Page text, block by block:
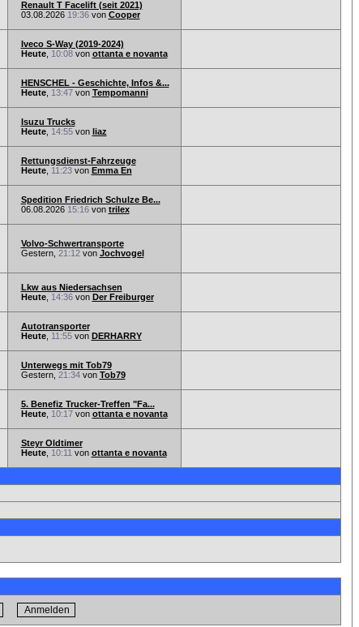
Renault T Facelift (seit 2021)
03.08.2026 19:36von Cooper
Iveco S-Way (2019-2024)
Heute, 10:08von ottanta e novanta
HENSCHEL - Geschichte, Infos &...
Heute, 13:47von Tempomanni
Isuzu Trucks
Heute, 14:55von liaz
Rettungsdienst-Fahrzeuge
Heute, 11:23von Emma En
Spedition Friedrich Schulze Be...
06.08.2026 15:16von trilex
Volvo-Schwertransporte
Gestern, 21:12von Jochvogel
Lkw aus Niedersachsen
Heute, 14:36von Der Freiburger
Autotransporter
Heute, 11:55von DERHARRY
Unterwegs mit Tob79
Gestern, 21:34von Tob79
5. Benefiz Trucker-Treffen "Fa...
Heute, 10:17von ottanta e novanta
Steyr Oldtimer
Heute, 10:11 von ottanta e novanta